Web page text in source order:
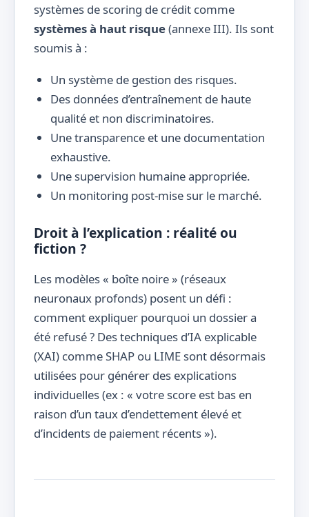
systèmes de scoring de crédit comme
systèmes à haut risque(annexe III). Ils sont
soumis à :
Un système de gestion des risques.
Des données d’entraînement de haute
qualité et non discriminatoires.
Une transparence et une documentation
exhaustive.
Une supervision humaine appropriée.
Un monitoring post-mise sur le marché.
Droit à l’explication : réalité ou
fiction ?
Les modèles « boîte noire » (réseaux
neuronaux profonds) posent un défi :
comment expliquer pourquoi un dossier a
été refusé ? Des techniques d’IA explicable
(XAI) comme SHAP ou LIME sont désormais
utilisées pour générer des explications
individuelles (ex : « votre score est bas en
raison d’un taux d’endettement élevé et
d’incidents de paiement récents »).